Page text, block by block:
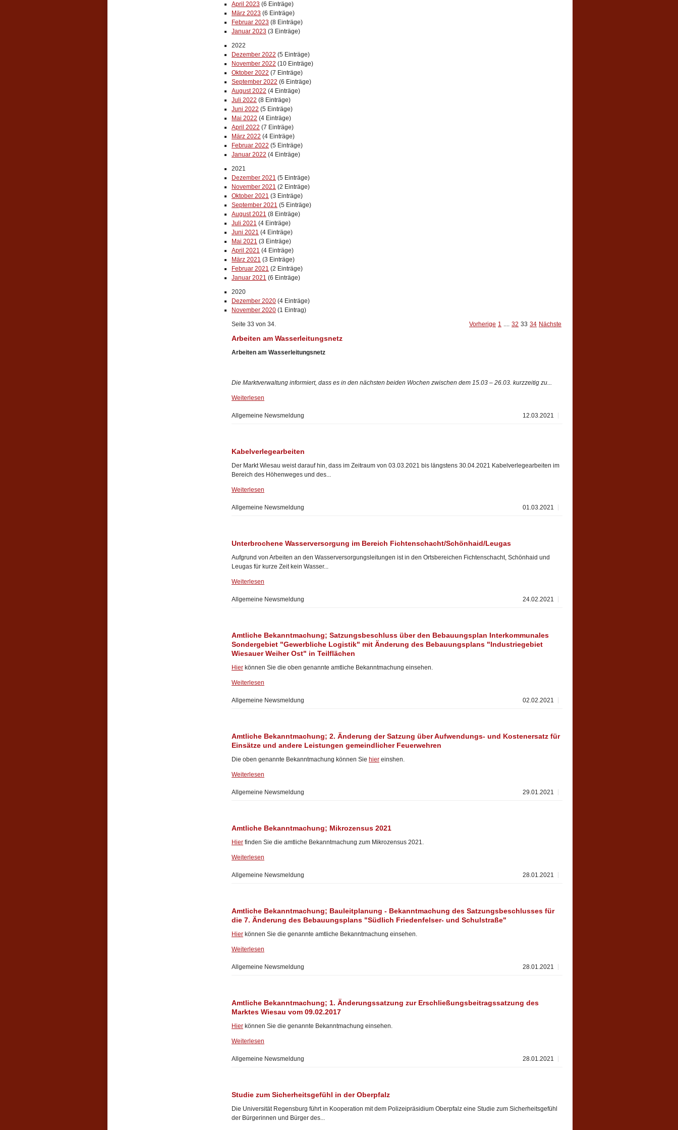
April 2023 (6 Einträge)
März 2023 (6 Einträge)
Februar 2023 (8 Einträge)
Januar 2023 (3 Einträge)
2022
Dezember 2022 (5 Einträge)
November 2022 (10 Einträge)
Oktober 2022 (7 Einträge)
September 2022 (6 Einträge)
August 2022 (4 Einträge)
Juli 2022 (8 Einträge)
Juni 2022 (5 Einträge)
Mai 2022 (4 Einträge)
April 2022 (7 Einträge)
März 2022 (4 Einträge)
Februar 2022 (5 Einträge)
Januar 2022 (4 Einträge)
2021
Dezember 2021 (5 Einträge)
November 2021 (2 Einträge)
Oktober 2021 (3 Einträge)
September 2021 (5 Einträge)
August 2021 (8 Einträge)
Juli 2021 (4 Einträge)
Juni 2021 (4 Einträge)
Mai 2021 (3 Einträge)
April 2021 (4 Einträge)
März 2021 (3 Einträge)
Februar 2021 (2 Einträge)
Januar 2021 (6 Einträge)
2020
Dezember 2020 (4 Einträge)
November 2020 (1 Eintrag)
Seite 33 von 34.
Vorherige 1 .... 32 33 34 Nächste
Arbeiten am Wasserleitungsnetz
Arbeiten am Wasserleitungsnetz
Die Marktverwaltung informiert, dass es in den nächsten beiden Wochen zwischen dem 15.03 – 26.03. kurzzeitig zu...
Weiterlesen
12.03.2021
Allgemeine Newsmeldung
Kabelverlegearbeiten
Der Markt Wiesau weist darauf hin, dass im Zeitraum von 03.03.2021 bis längstens 30.04.2021 Kabelverlegearbeiten im
Bereich des Höhenweges und des...
Weiterlesen
01.03.2021
Allgemeine Newsmeldung
Unterbrochene Wasserversorgung im Bereich Fichtenschacht/Schönhaid/Leugas
Aufgrund von Arbeiten an den Wasserversorgungsleitungen ist in den Ortsbereichen Fichtenschacht, Schönhaid und
Leugas für kurze Zeit kein Wasser...
Weiterlesen
24.02.2021
Allgemeine Newsmeldung
Amtliche Bekanntmachung; Satzungsbeschluss über den Bebauungsplan Interkommunales
Sondergebiet "Gewerbliche Logistik" mit Änderung des Bebauungsplans "Industriegebiet
Wiesauer Weiher Ost" in Teilflächen
Hier können Sie die oben genannte amtliche Bekanntmachung einsehen.
Weiterlesen
02.02.2021
Allgemeine Newsmeldung
Amtliche Bekanntmachung; 2. Änderung der Satzung über Aufwendungs- und Kostenersatz für
Einsätze und andere Leistungen gemeindlicher Feuerwehren
Die oben genannte Bekanntmachung können Sie hier einshen.
Weiterlesen
29.01.2021
Allgemeine Newsmeldung
Amtliche Bekanntmachung; Mikrozensus 2021
Hier finden Sie die amtliche Bekanntmachung zum Mikrozensus 2021.
Weiterlesen
28.01.2021
Allgemeine Newsmeldung
Amtliche Bekanntmachung; Bauleitplanung - Bekanntmachung des Satzungsbeschlusses für
die 7. Änderung des Bebauungsplans "Südlich Friedenfelser- und Schulstraße"
Hier können Sie die genannte amtliche Bekanntmachung einsehen.
Weiterlesen
28.01.2021
Allgemeine Newsmeldung
Amtliche Bekanntmachung; 1. Änderungssatzung zur Erschließungsbeitragssatzung des
Marktes Wiesau vom 09.02.2017
Hier können Sie die genannte Bekanntmachung einsehen.
Weiterlesen
28.01.2021
Allgemeine Newsmeldung
Studie zum Sicherheitsgefühl in der Oberpfalz
Die Universität Regensburg führt in Kooperation mit dem Polizeipräsidium Oberpfalz eine Studie zum Sicherheitsgefühl
der Bürgerinnen und Bürger des...